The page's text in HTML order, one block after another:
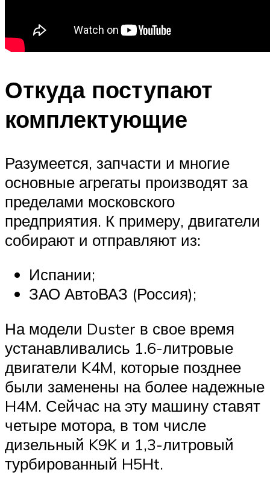
Откуда поступают
комплектующие
Разумеется, запчасти и многие
основные агрегаты производят за
пределами московского
предприятия. К примеру, двигатели
собирают и отправляют из:
Испании;
ЗАО АвтоВАЗ (Россия);
На модели Duster в свое время
устанавливались 1.6-литровые
двигатели K4M, которые позднее
были заменены на более надежные
H4M. Сейчас на эту машину ставят
четыре мотора, в том числе
дизельный K9K и 1,3-литровый
турбированный H5Ht.